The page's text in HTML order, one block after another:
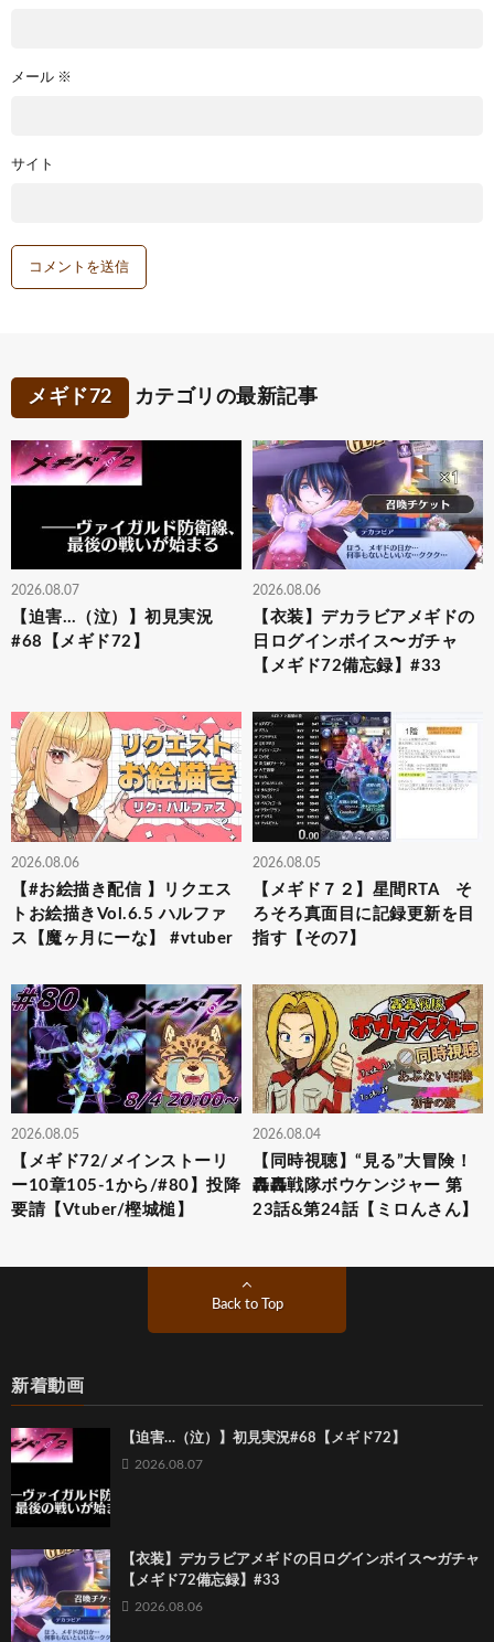
メール ※
サイト
メギド72 カテゴリの最新記事
2026.08.07
【迫害…（泣）】初見実況
#68【メギド72】
2026.08.06
【衣装】デカラビアメギドの
日ログインボイス〜ガチャ
【メギド72備忘録】#33
2026.08.06
【#お絵描き配信 】リクエス
トお絵描きVol.6.5 ハルファ
ス【魔ヶ月にーな】 #vtuber
2026.08.05
【メギド７２】星間RTA そ
ろそろ真面目に記録更新を目
指す【その7】
2026.08.05
【メギド72/メインストーリ
ー10章105-1から/#80】投降
要請【Vtuber/樫城槌】
2026.08.04
【同時視聴】“見る”大冒険！
轟轟戦隊ボウケンジャー 第
23話&第24話【ミロんさん】
Back to Top
新着動画
【迫害…（泣）】初見実況#68【メギド72】
2026.08.07
【衣装】デカラビアメギドの日ログインボイス〜ガチャ
【メギド72備忘録】#33
2026.08.06